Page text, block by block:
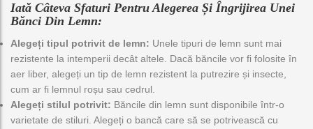
Iată Câteva Sfaturi Pentru Alegerea Și Îngrijirea Unei
Bănci Din Lemn:
Alegeți tipul potrivit de lemn: Unele tipuri de lemn sunt mai
rezistente la intemperii decât altele. Dacă băncile vor fi folosite în
aer liber, alegeți un tip de lemn rezistent la putrezire și insecte,
cum ar fi lemnul roșu sau cedrul.
Alegeți stilul potrivit: Băncile din lemn sunt disponibile într-o
varietate de stiluri. Alegeți o bancă care să se potrivească cu